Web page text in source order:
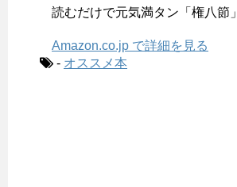
読むだけで元気満タン「権八節」
Amazon.co.jp で詳細を見る
- オススメ本